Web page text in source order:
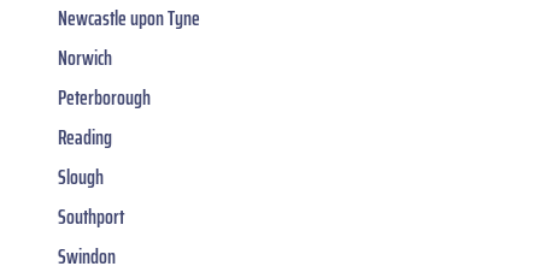
Newcastle upon Tyne
Norwich
Peterborough
Reading
Slough
Southport
Swindon